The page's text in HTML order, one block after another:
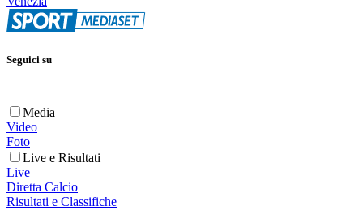
Seguici su
Media
Video
Foto
Live e Risultati
Live
Diretta Calcio
Risultati e Classifiche